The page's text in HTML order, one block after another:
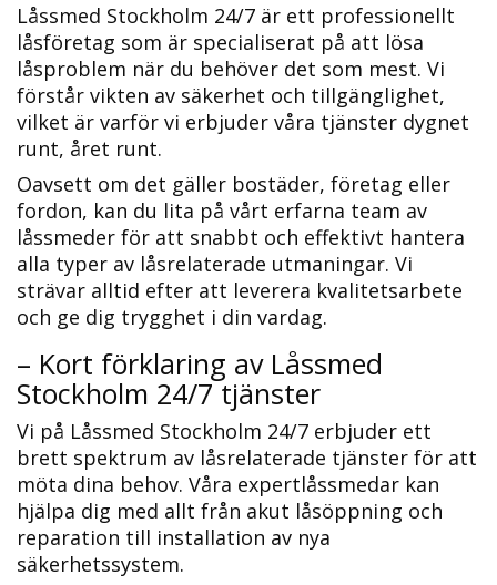
Låssmed Stockholm 24/7 är ett professionellt
låsföretag som är specialiserat på att lösa
låsproblem när du behöver det som mest.​ Vi
förstår vikten av säkerhet och tillgänglighet,
vilket är varför vi erbjuder våra tjänster dygnet
runt, året runt.​
Oavsett om det gäller bostäder, företag eller
fordon, kan du lita på vårt erfarna team av
låssmeder för att snabbt och effektivt hantera
alla typer av låsrelaterade utmaningar.​ Vi
strävar alltid efter att leverera kvalitetsarbete
och ge dig trygghet i din vardag.​
– Kort förklaring av Låssmed
Stockholm 24/7 tjänster
Vi på Låssmed Stockholm 24/7 erbjuder ett
brett spektrum av låsrelaterade tjänster för att
möta dina behov.​ Våra expertlåssmedar kan
hjälpa dig med allt från akut låsöppning och
reparation till installation av nya
säkerhetssystem.​